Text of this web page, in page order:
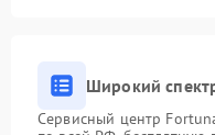
Широкий
Сервисный центр